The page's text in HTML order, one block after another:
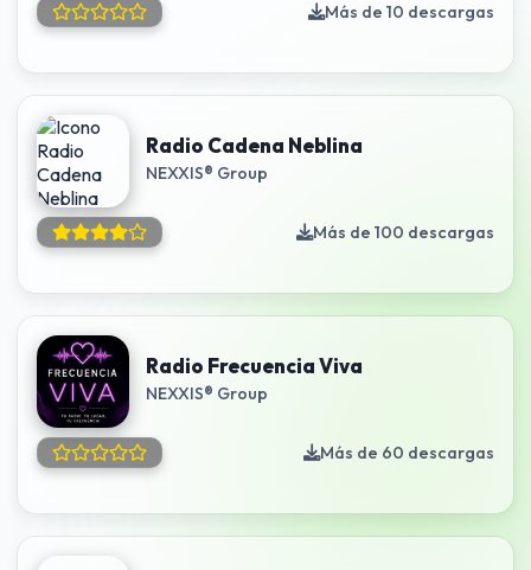
Más de 10 descargas
Radio Cadena Neblina
NEXXIS® Group
Más de 100 descargas
Radio Frecuencia Viva
NEXXIS® Group
Más de 60 descargas